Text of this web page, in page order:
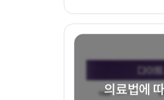
의료법에